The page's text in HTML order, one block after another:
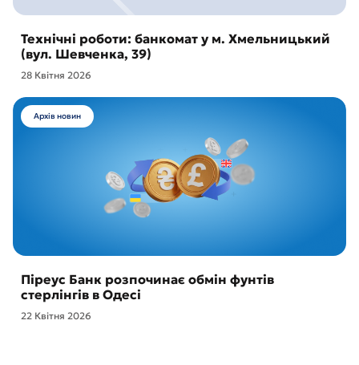
Технічні роботи: банкомат у м. Хмельницький
(вул. Шевченка, 39)
28 Квітня 2026
Архів новин
Піреус Банк розпочинає обмін фунтів
стерлінгів в Одесі
22 Квітня 2026